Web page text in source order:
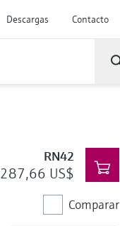
Descargas Contacto
RN42
287,66 US$
Comparar